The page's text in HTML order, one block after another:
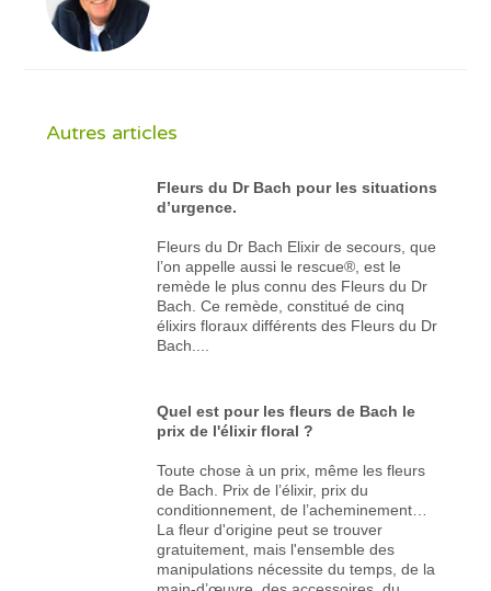
Autres articles
Fleurs du Dr Bach pour les situations
d’urgence.
Fleurs du Dr Bach Elixir de secours, que
l’on appelle aussi le rescue®, est le
remède le plus connu des Fleurs du Dr
Bach. Ce remède, constitué de cinq
élixirs floraux différents des Fleurs du Dr
Bach....
Quel est pour les fleurs de Bach le
prix de l'élixir floral ?
Toute chose à un prix, même les fleurs
de Bach. Prix de l’élixir, prix du
conditionnement, de l’acheminement…
La fleur d'origine peut se trouver
gratuitement, mais l'ensemble des
manipulations nécessite du temps, de la